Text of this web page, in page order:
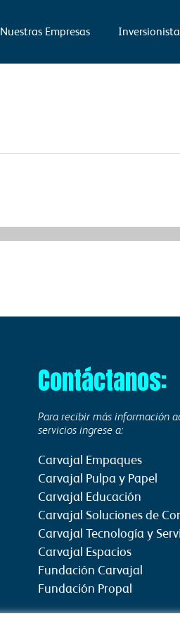
Nuestras Empresas
Contáctanos:
Para recibir más información
servicios ingrese a:
Carvajal Empaques
Carvajal Pulpa y Papel
Carvajal Educación
Carvajal Soluciones de
Carvajal Tecnología y
Carvajal Espacios
Fundación Carvajal
Fundación Propal